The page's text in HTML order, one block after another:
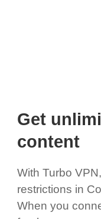
Get
content
With Turbo
restrictions in
When you